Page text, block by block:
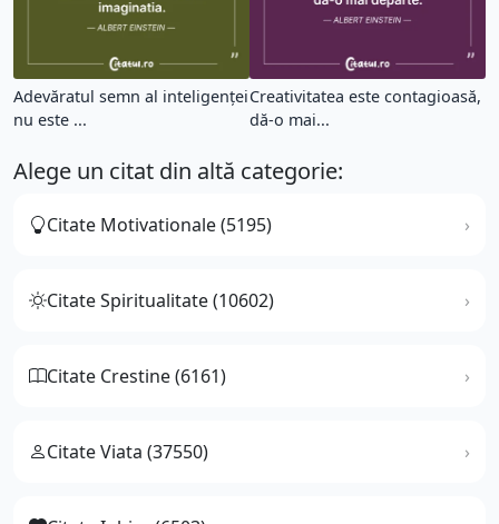
Adevăratul semn al inteligenței
nu este ...
Creativitatea este contagioasă,
dă-o mai...
Alege un citat din altă categorie:
Citate Motivationale (5195)
Citate Spiritualitate (10602)
Citate Crestine (6161)
Citate Viata (37550)